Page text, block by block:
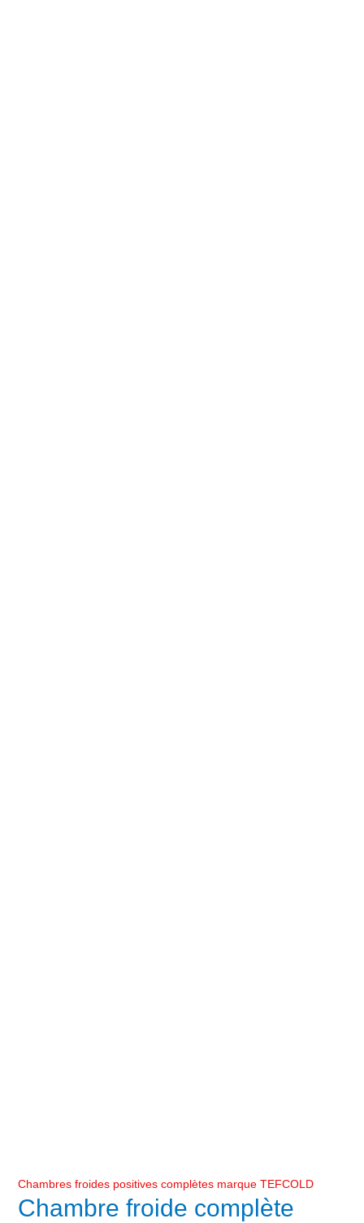
Chambres froides positives complètes marque TEFCOLD
Chambre froide complète